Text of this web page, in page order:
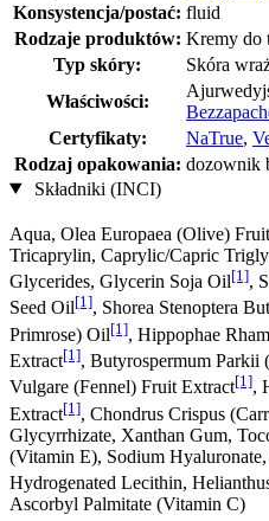
Konsystencja/postać: fluid
Rodzaje produktów: Kremy do
Typ skóry:
Skóra
Właściwości:
Certyfikaty:
NaTrue,
Rodzaj opakowania: dozownik
Składniki (INCI)
Aqua, Olea Europaea (Olive)
Tricaprylin, Caprylic/Capric
Glycerides, Glycerin Soja Oil[1],
Seed Oil[1], Shorea Stenoptera
Primrose) Oil[1], Hippophae
Extract[1], Butyrospermum Parkii
Vulgare (Fennel) Fruit Extract[1],
Extract[1], Chondrus Crispus
Glycyrrhizate, Xanthan Gum,
(Vitamin E), Sodium Hyaluronate,
Hydrogenated Lecithin,
Ascorbyl Palmitate (Vitamin C)